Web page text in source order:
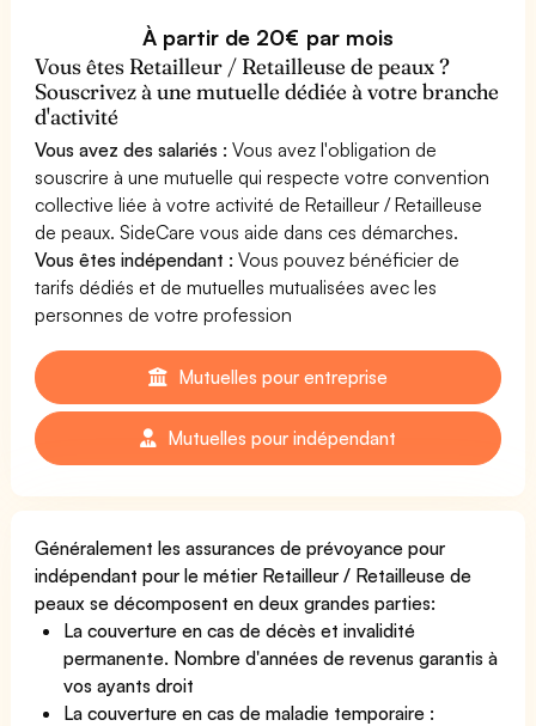
À partir de 20€ par mois
Vous êtes Retailleur / Retailleuse de peaux ?
Souscrivez à une mutuelle dédiée à votre branche
d'activité
Vous avez des salariés : Vous avez l'obligation de
souscrire à une mutuelle qui respecte votre convention
collective liée à votre activité de Retailleur / Retailleuse
de peaux. SideCare vous aide dans ces démarches.
Vous êtes indépendant : Vous pouvez bénéficier de
tarifs dédiés et de mutuelles mutualisées avec les
personnes de votre profession
Mutuelles pour entreprise
Mutuelles pour indépendant
Généralement les assurances de prévoyance pour
indépendant pour le métier Retailleur / Retailleuse de
peaux se décomposent en deux grandes parties:
La couverture en cas de décès et invalidité
permanente. Nombre d'années de revenus garantis à
vos ayants droit
La couverture en cas de maladie temporaire :